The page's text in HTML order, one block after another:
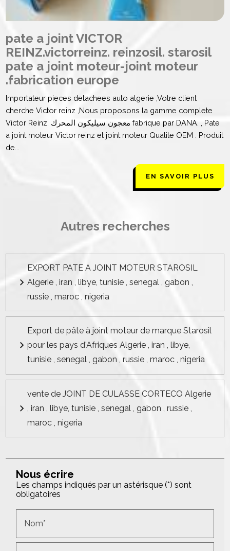
pate a joint VICTOR
REINZ.victorreinz. reinzosil. starosil
pate a joint moteur-joint moteur
.fabrication europe
Importateur pieces detachees auto algerie ,Votre client
cherche Victor reinz ,Nous proposons la gamme complete
Victor Reinz. معجون سيليكون المحرك fabrique par DANA. , Pate
a joint moteur Victor reinz et joint moteur Qualite OEM . Produit
de...
EN SAVOIR PLUS
Autres recherches
EXPORT PATE A JOINT MOTEUR STAROSIL
Algerie , iran , libye, tunisie , senegal , gabon ,
russie , maroc , nigeria
Export de pâte à joint moteur de marque Starosil
pour les pays d'Afriques Algerie , iran , libye,
tunisie , senegal , gabon , russie , maroc , nigeria
vente de JOINT DE CULASSE CORTECO Algerie
, iran , libye, tunisie , senegal , gabon , russie ,
maroc , nigeria
Nous écrire
Les champs indiqués par un astérisque (*) sont
obligatoires
Nom*